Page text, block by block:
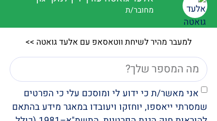
מחובר/ת
למעבר מהיר לשיחת ווטאסאפ עם אלעד גואטה >>
אני מאשר/ת כי ידוע לי ומוסכם עלי כי הפרטים
שמסרתי ייאספו, יוחזקו ויעובדו במאגר מידע בהתאם